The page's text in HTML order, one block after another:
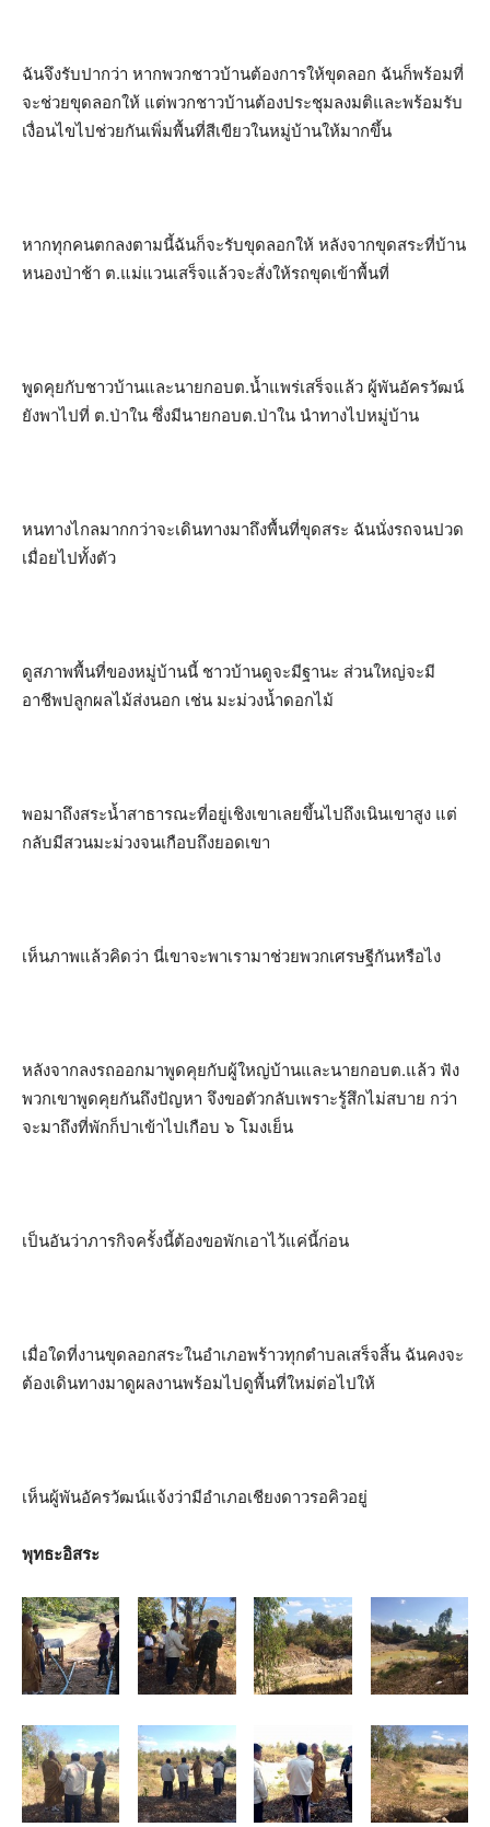
ฉันจึงรับปากว่า หากพวกชาวบ้านต้องการให้ขุดลอก ฉันก็พร้อมที่
จะช่วยขุดลอกให้ แต่พวกชาวบ้านต้องประชุมลงมติและพร้อมรับ
เงื่อนไขไปช่วยกันเพิ่มพื้นที่สีเขียวในหมู่บ้านให้มากขึ้น
หากทุกคนตกลงตามนี้ฉันก็จะรับขุดลอกให้ หลังจากขุดสระที่บ้าน
หนองป่าช้า ต.แม่แวนเสร็จแล้วจะสั่งให้รถขุดเข้าพื้นที่
พูดคุยกับชาวบ้านและนายกอบต.น้ำแพร่เสร็จแล้ว ผู้พันอัครวัฒน์
ยังพาไปที่ ต.ป่าใน ซึ่งมีนายกอบต.ป่าใน นำทางไปหมู่บ้าน
หนทางไกลมากกว่าจะเดินทางมาถึงพื้นที่ขุดสระ ฉันนั่งรถจนปวด
เมื่อยไปทั้งตัว
ดูสภาพพื้นที่ของหมู่บ้านนี้ ชาวบ้านดูจะมีฐานะ ส่วนใหญ่จะมี
อาชีพปลูกผลไม้ส่งนอก เช่น มะม่วงน้ำดอกไม้
พอมาถึงสระน้ำสาธารณะที่อยู่เชิงเขาเลยขึ้นไปถึงเนินเขาสูง แต่
กลับมีสวนมะม่วงจนเกือบถึงยอดเขา
เห็นภาพแล้วคิดว่า นี่เขาจะพาเรามาช่วยพวกเศรษฐีกันหรือไง
หลังจากลงรถออกมาพูดคุยกับผู้ใหญ่บ้านและนายกอบต.แล้ว ฟัง
พวกเขาพูดคุยกันถึงปัญหา จึงขอตัวกลับเพราะรู้สึกไม่สบาย กว่า
จะมาถึงที่พักก็ปาเข้าไปเกือบ ๖ โมงเย็น
เป็นอันว่าภารกิจครั้งนี้ต้องขอพักเอาไว้แค่นี้ก่อน
เมื่อใดที่งานขุดลอกสระในอำเภอพร้าวทุกตำบลเสร็จสิ้น ฉันคงจะ
ต้องเดินทางมาดูผลงานพร้อมไปดูพื้นที่ใหม่ต่อไปให้
เห็นผู้พันอัครวัฒน์แจ้งว่ามีอำเภอเชียงดาวรอคิวอยู่
พุทธะอิสระ